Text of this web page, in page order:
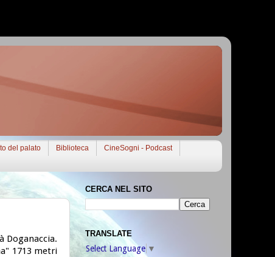
del palato Biblioteca
CineSogni - Podcast
Doganaccia.
1713 metri
CERCA NEL SITO
TRANSLATE
Select Language ▼